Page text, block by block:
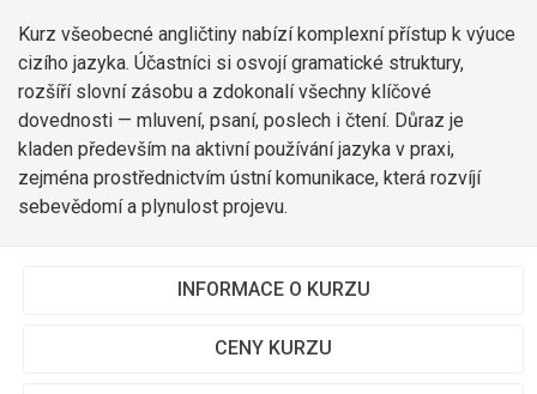
Kurz všeobecné angličtiny nabízí komplexní přístup k výuce
cizího jazyka. Účastníci si osvojí gramatické struktury,
rozšíří slovní zásobu a zdokonalí všechny klíčové
dovednosti — mluvení, psaní, poslech i čtení. Důraz je
kladen především na aktivní používání jazyka v praxi,
zejména prostřednictvím ústní komunikace, která rozvíjí
sebevědomí a plynulost projevu.
INFORMACE O KURZU
CENY KURZU